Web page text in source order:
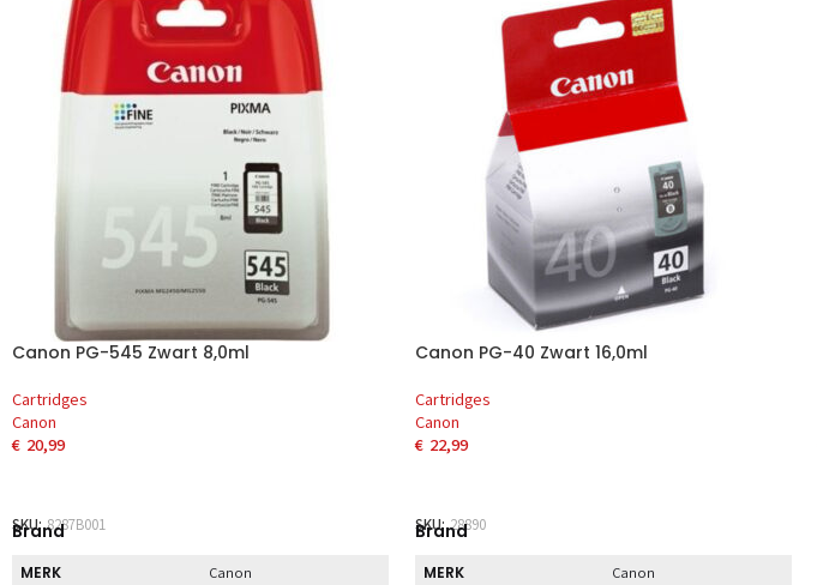
Canon PG-545 Zwart 8,0ml
Cartridges
Canon
€ 20,99
SKU:8287B001
Brand
MERK Canon
Canon PG-40 Zwart 16,0ml
Cartridges
Canon
€ 22,99
SKU:28890
Brand
MERK Canon